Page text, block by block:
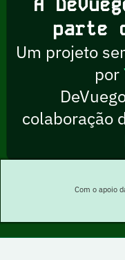
parte
Um projeto
por
colaboração
Com o apoio